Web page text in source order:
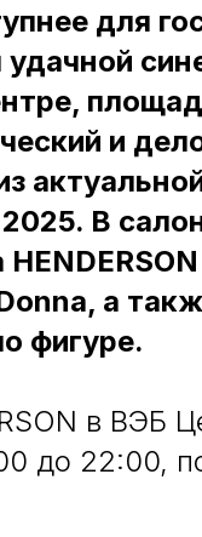
для
и
В
а
фигуре.
в ВЭБ
до 22:00,